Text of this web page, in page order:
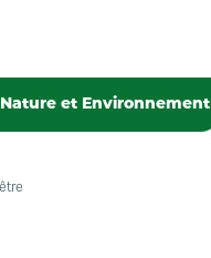
Nature et Environnement